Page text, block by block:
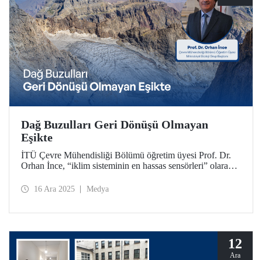
Dağ Buzulları Geri Dönüşü Olmayan
Eşikte
İTÜ Çevre Mühendisliği Bölümü öğretim üyesi Prof. Dr.
Orhan İnce, “iklim sisteminin en hassas sensörleri” olarak
geleceği hakkında kapsamlı değerlendirmelerde bulundu.
16 Ara 2025 Medya
12
Ara